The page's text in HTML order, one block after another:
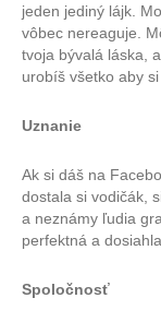
jeden jediný lájk.
vôbec nereaguje.
tvoja bývalá láska,
urobíš všetko aby
Uznanie
Ak si dáš na
dostala si vodičák,
a neznámy ľudia
perfektná a
Spoločnosť